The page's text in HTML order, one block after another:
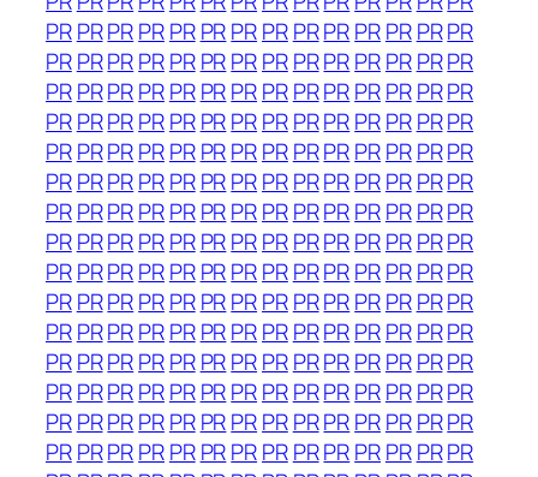
PRPRPRPRPR PRPRPRPRPRPRPR PRPR
PRPRPRPRPR PRPRPRPRPRPRPR PRPR
PRPRPRPRPR PRPRPRPRPRPRPR PRPR
PRPRPRPRPR PRPRPRPRPRPRPR PRPR
PRPRPRPRPR PRPRPRPRPRPRPR PRPR
PRPRPRPRPR PRPRPRPRPRPRPR PRPR
PRPRPRPRPR PRPRPRPRPRPRPR PRPR
PRPRPRPRPR PRPRPRPRPRPRPR PRPR
PRPRPRPRPR PRPRPRPRPRPRPR PRPR
PRPRPRPRPR PRPRPRPRPRPRPR PRPR
PRPRPRPRPR PRPRPRPRPRPRPR PRPR
PRPRPRPRPR PRPRPRPRPRPRPR PRPR
PRPRPRPRPR PRPRPRPRPRPRPR PRPR
PRPRPRPRPR PRPRPRPRPRPRPR PRPR
PRPRPRPRPR PRPRPRPRPRPRPR PRPR